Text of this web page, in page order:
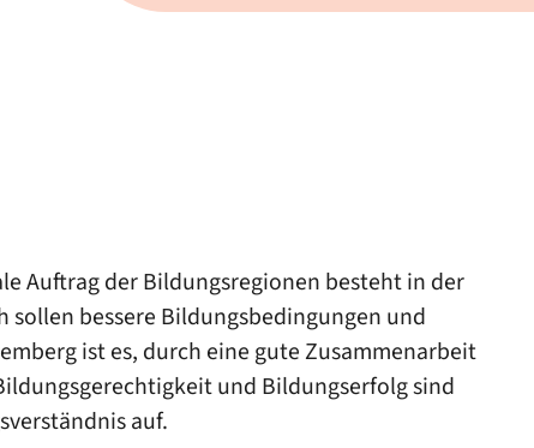
Auftrag der Bildungsregionen besteht in der
bessere Bildungsbedingungen und
ist es, durch eine gute Zusammenarbeit
und Bildungserfolg sind
auf.